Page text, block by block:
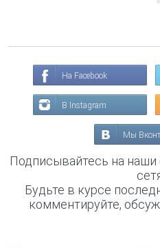
На Facebook
В Instagram
Мы
Подписывайтесь на
Будьте в курсе
комментируйте,